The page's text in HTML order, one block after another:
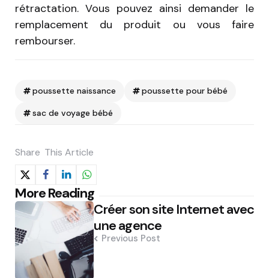
rétractation. Vous pouvez ainsi demander le
remplacement du produit ou vous faire
rembourser.
poussette naissance poussette pour bébé
sac de voyage bébé
Share This Article
More Reading
Post
navigation Créer son site Internet avec
une agence
Previous Post